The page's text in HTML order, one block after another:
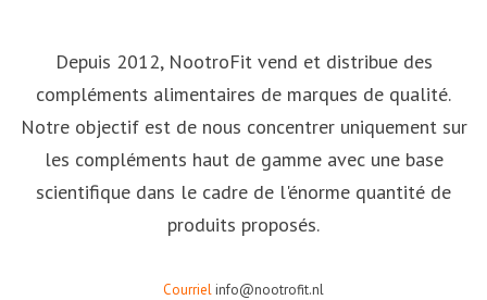
Depuis 2012, NootroFit vend et distribue des
compléments alimentaires de marques de qualité.
Notre objectif est de nous concentrer uniquement sur
les compléments haut de gamme avec une base
scientifique dans le cadre de l'énorme quantité de
produits proposés.
Courrielinfo@nootrofit.nl